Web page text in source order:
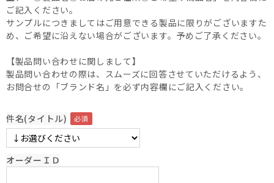
ご記入ください。
サンプルにつきましてはご用意できる製品に限りがございますた
め、ご希望に沿えない場合がございます。予めご了承ください。
【製品問い合わせに関しまして】
製品問い合わせの際は、スムーズに回答させていただけるよう、
お問合せの「ブランド名」を必ず内容欄にご記入ください。
件名(タイトル)
オーダーＩＤ